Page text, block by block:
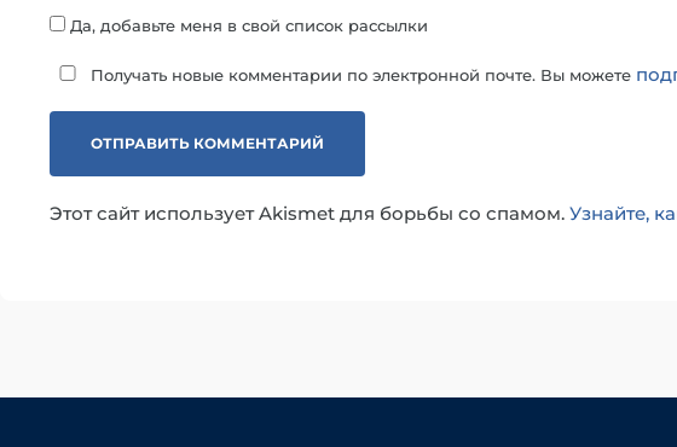
Да, добавьте меня в свой список рассылки
Получать новые комментарии по электронной почте. Вы можете
Этот сайт использует Akismet для борьбы со спамом. Узнайте,